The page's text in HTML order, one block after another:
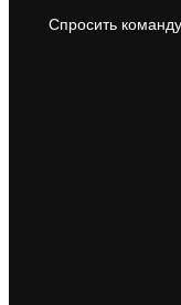
Спросить